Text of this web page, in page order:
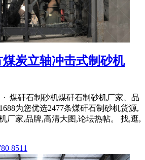
煤炭立轴冲击式制砂机
· 煤矸石制砂机煤矸石制砂机厂家、品
为您优选2477条煤矸石制砂机货源,
厂家,品牌,高清大图,论坛热帖。 找,逛,
8511